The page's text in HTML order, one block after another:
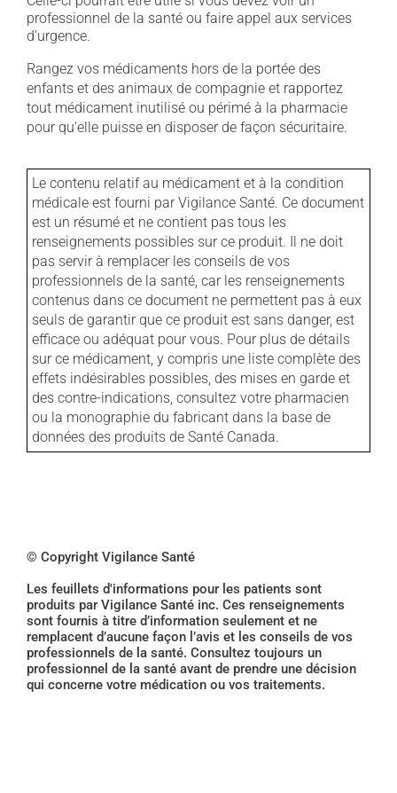
professionnel de la santé ou faire appel aux services
d'urgence.
Rangez vos médicaments hors de la portée des
enfants et des animaux de compagnie et rapportez
tout médicament inutilisé ou périmé à la pharmacie
pour qu'elle puisse en disposer de façon sécuritaire.
Le contenu relatif au médicament et à la condition
médicale est fourni par Vigilance Santé. Ce document
est un résumé et ne contient pas tous les
renseignements possibles sur ce produit. Il ne doit
pas servir à remplacer les conseils de vos
professionnels de la santé, car les renseignements
contenus dans ce document ne permettent pas à eux
seuls de garantir que ce produit est sans danger, est
efficace ou adéquat pour vous. Pour plus de détails
sur ce médicament, y compris une liste complète des
effets indésirables possibles, des mises en garde et
des contre-indications, consultez votre pharmacien
ou la monographie du fabricant dans la base de
données des produits de Santé Canada.
© Copyright Vigilance Santé
Les feuillets d'informations pour les patients sont
produits par Vigilance Santé inc. Ces renseignements
sont fournis à titre d’information seulement et ne
remplacent d’aucune façon l’avis et les conseils de vos
professionnels de la santé. Consultez toujours un
professionnel de la santé avant de prendre une décision
qui concerne votre médication ou vos traitements.